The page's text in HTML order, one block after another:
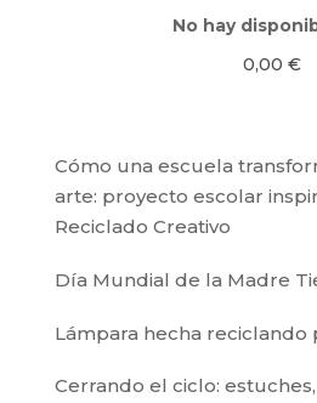
No hay
0,00 €
Cómo una escuela
arte: proyecto escolar
Reciclado Creativo
Día Mundial de la Madre
Lámpara hecha reciclando
Cerrando el ciclo: